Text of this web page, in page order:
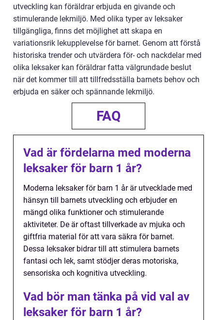
utveckling kan föräldrar erbjuda en givande och
stimulerande lekmiljö. Med olika typer av leksaker
tillgängliga, finns det möjlighet att skapa en
variationsrik lekupplevelse för barnet. Genom att förstå
historiska trender och utvärdera för- och nackdelar med
olika leksaker kan föräldrar fatta välgrundade beslut
när det kommer till att tillfredsställa barnets behov och
erbjuda en säker och spännande lekmiljö.
FAQ
Vad är fördelarna med moderna
leksaker för barn 1 år?
Moderna leksaker för barn 1 år är utvecklade med
hänsyn till barnets utveckling och erbjuder en
mängd olika funktioner och stimulerande
aktiviteter. De är oftast tillverkade av mjuka och
giftfria material för att vara säkra för barnet.
Dessa leksaker bidrar till att stimulera barnets
fantasi och lek, samt stödjer deras motoriska,
sensoriska och kognitiva utveckling.
Vad bör man tänka på vid val av
leksaker för barn 1 år?